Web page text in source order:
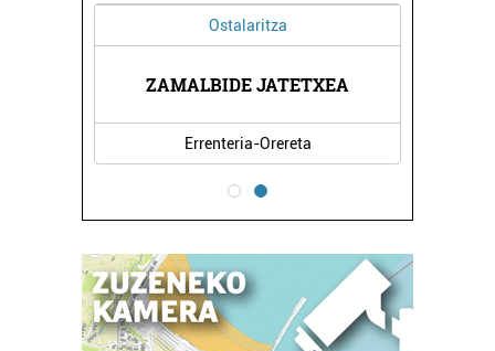
Ostalaritza
ZAMALBIDE JATETXEA
Errenteria-Orereta